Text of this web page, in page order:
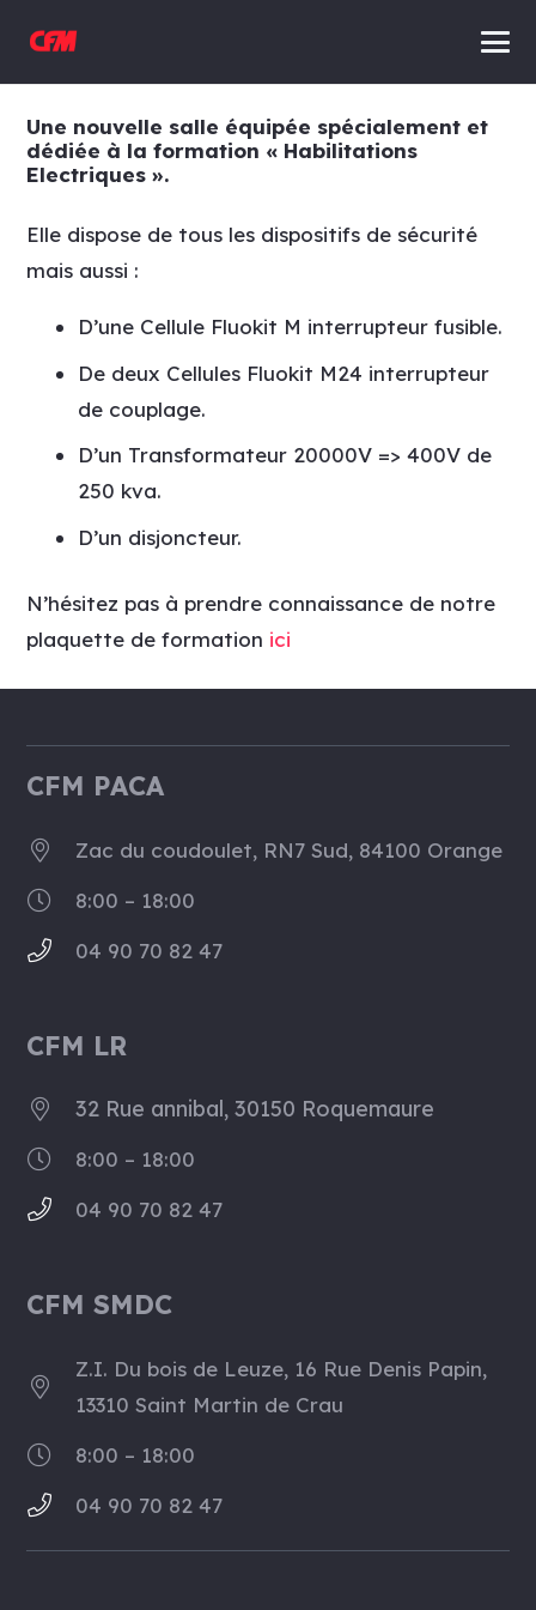
Une nouvelle salle équipée spécialement et
dédiée à la formation « Habilitations
Electriques ».
Elle dispose de tous les dispositifs de sécurité
mais aussi :
D’une Cellule Fluokit M interrupteur fusible.
De deux Cellules Fluokit M24 interrupteur
de couplage.
D’un Transformateur 20000V => 400V de
250 kva.
D’un disjoncteur.
N’hésitez pas à prendre connaissance de notre
plaquette de formation ici
CFM PACA
Zac du coudoulet, RN7 Sud, 84100 Orange
8:00 – 18:00
04 90 70 82 47
CFM LR
32 Rue annibal, 30150 Roquemaure
8:00 – 18:00
04 90 70 82 47
CFM SMDC
Z.I. Du bois de Leuze, 16 Rue Denis Papin,
13310 Saint Martin de Crau
8:00 – 18:00
04 90 70 82 47